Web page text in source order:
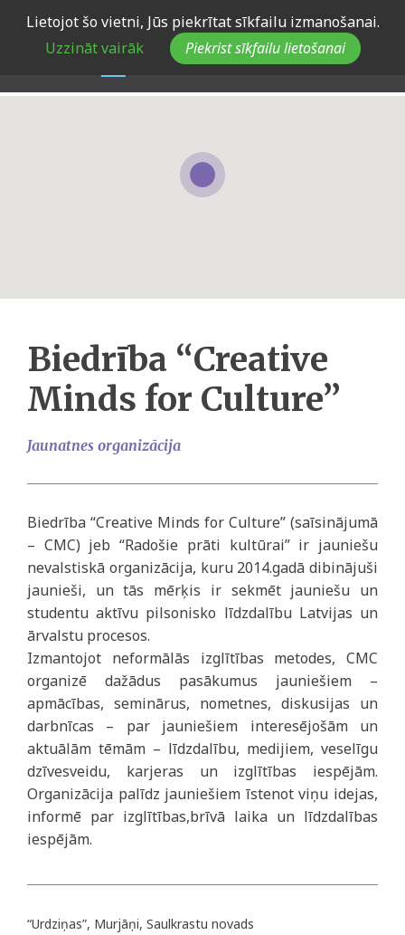
Lietojot šo vietni, Jūs piekrītat sīkfailu izmanošanai.
Uzzināt vairāk
Piekrist sīkfailu lietošanai
Biedrība “Creative
Minds for Culture”
Jaunatnes organizācija
Biedrība “Creative Minds for Culture” (saīsinājumā
– CMC) jeb “Radošie prāti kultūrai” ir jauniešu
nevalstiskā organizācija, kuru 2014.gadā dibinājuši
jaunieši, un tās mērķis ir sekmēt jauniešu un
studentu aktīvu pilsonisko līdzdalību Latvijas un
ārvalstu procesos.
Izmantojot neformālās izglītības metodes, CMC
organizē dažādus pasākumus jauniešiem –
apmācības, seminārus, nometnes, diskusijas un
darbnīcas – par jauniešiem interesējošām un
aktuālām tēmām – līdzdalību, medijiem, veselīgu
dzīvesveidu, karjeras un izglītības iespējām.
Organizācija palīdz jauniešiem īstenot viņu idejas,
informē par izglītības,brīvā laika un līdzdalības
iespējām.
“Urdziņas”, Murjāņi, Saulkrastu novads